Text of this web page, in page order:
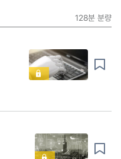
128분 분량